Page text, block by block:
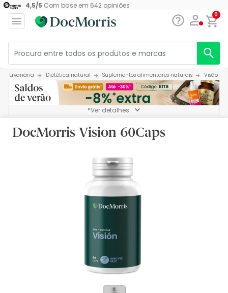
4,5/5 Com base em 642opiniões
0
Ervanária Dietética natural Suplementos alimentares naturais Visão
*Ver detalhes
DocMorris Vision 60Caps